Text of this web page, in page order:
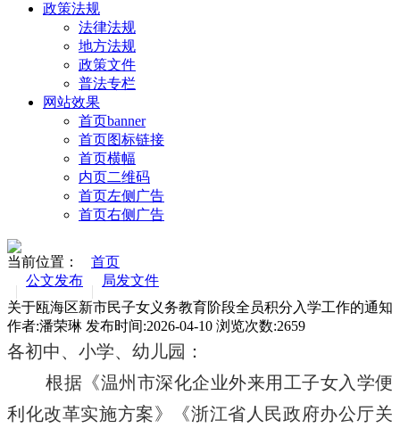
政策法规
法律法规
地方法规
政策文件
普法专栏
网站效果
首页banner
首页图标链接
首页横幅
内页二维码
首页左侧广告
首页右侧广告
当前位置：
首页
公文发布
局发文件
关于瓯海区新市民子女义务教育阶段全员积分入学工作的通知
作者:潘荣琳 发布时间:2026-04-10 浏览次数:2659
各初中、小学、幼儿园：
根据《温州市深化企业外来用工子女入学便
利化改革实施方案》《浙江省人民政府办公厅关